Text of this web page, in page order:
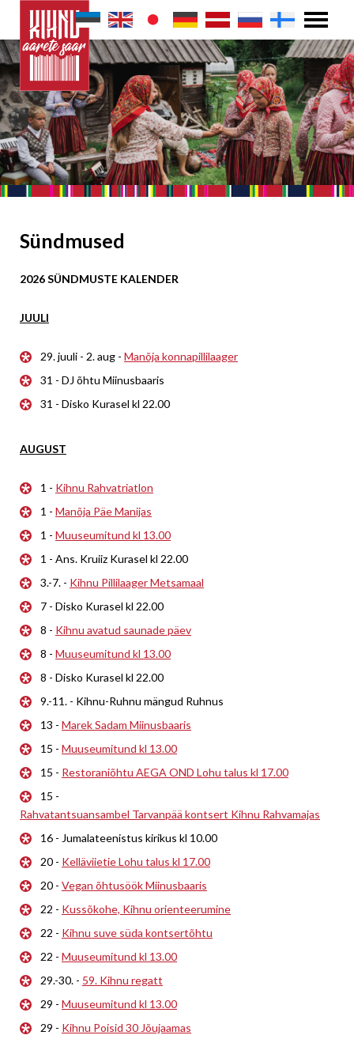
Sündmused
2026 SÜNDMUSTE KALENDER
JUULI
29. juuli - 2. aug - Manõja konnapillilaager
31 - DJ õhtu Miinusbaaris
31 - Disko Kurasel kl 22.00
AUGUST
1 - Kihnu Rahvatriatlon
1 - Manõja Päe Manijas
1 - Muuseumitund kl 13.00
1 - Ans. Kruiiz Kurasel kl 22.00
3.-7. - Kihnu Pillilaager Metsamaal
7 - Disko Kurasel kl 22.00
8 - Kihnu avatud saunade päev
8 - Muuseumitund kl 13.00
8 - Disko Kurasel kl 22.00
9.-11. - Kihnu-Ruhnu mängud Ruhnus
13 - Marek Sadam Miinusbaaris
15 - Muuseumitund kl 13.00
15 - Restoraniõhtu AEGA OND Lohu talus kl 17.00
15 -
Rahvatantsuansambel Tarvanpää kontsert Kihnu Rahvamajas
16 - Jumalateenistus kirikus kl 10.00
20 - Kelläviietie Lohu talus kl 17.00
20 - Vegan õhtusöök Miinusbaaris
22 - Kussõkohe, Kihnu orienteerumine
22 - Kihnu suve süda kontsertõhtu
22 - Muuseumitund kl 13.00
29.-30. - 59. Kihnu regatt
29 - Muuseumitund kl 13.00
29 - Kihnu Poisid 30 Jõujaamas